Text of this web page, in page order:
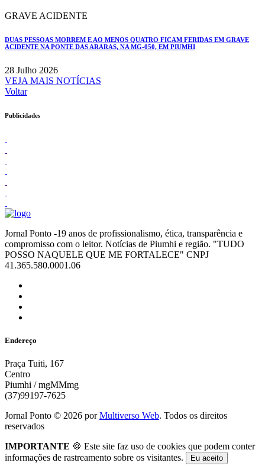
GRAVE ACIDENTE
DUAS PESSOAS MORREM E AO MENOS QUATRO FICAM FERIDAS EM GRAVE
ACIDENTE NA PONTE DAS ARARAS, NA MG-050, EM PIUMHI
28 Julho 2026
VEJA MAIS NOTÍCIAS
Voltar
Publicidades
Jornal Ponto -19 anos de profissionalismo, ética, transparência e
compromisso com o leitor. Notícias de Piumhi e região. "TUDO
POSSO NAQUELE QUE ME FORTALECE" CNPJ
41.365.580.0001.06
Endereço
Praça Tuiti, 167
Centro
Piumhi / mgMMmg
(37)99197-7625
Jornal Ponto © 2026 porMultiverso Web. Todos os direitos
reservados
IMPORTANTE 🍪 Este site faz uso de cookies que podem conter
informações de rastreamento sobre os visitantes.
Eu aceito